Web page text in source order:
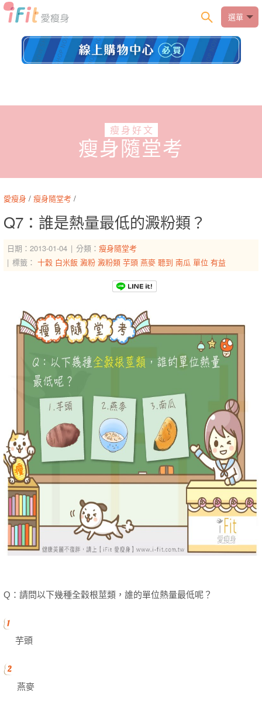
選單
瘦身好文
瘦身隨堂考
愛瘦身 / 瘦身隨堂考 /
Q7：誰是熱量最低的澱粉類？
日期：2013-01-04 分類： 瘦身隨堂考
標籤： 十穀 白米飯 澱粉 澱粉類 芋頭 燕麥 聽到 南瓜 單位 有益
Q：請問以下幾種全穀根莖類，誰的單位熱量最低呢？
芋頭
燕麥